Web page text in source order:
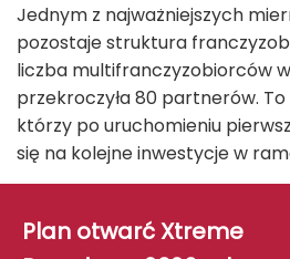
Jednym z najważniejszych
pozostaje struktura
liczba multifranczyzobiorców
przekroczyła 80 partnerów.
którzy po uruchomieniu
się na kolejne inwestycje w
Plan otwarć Xtreme